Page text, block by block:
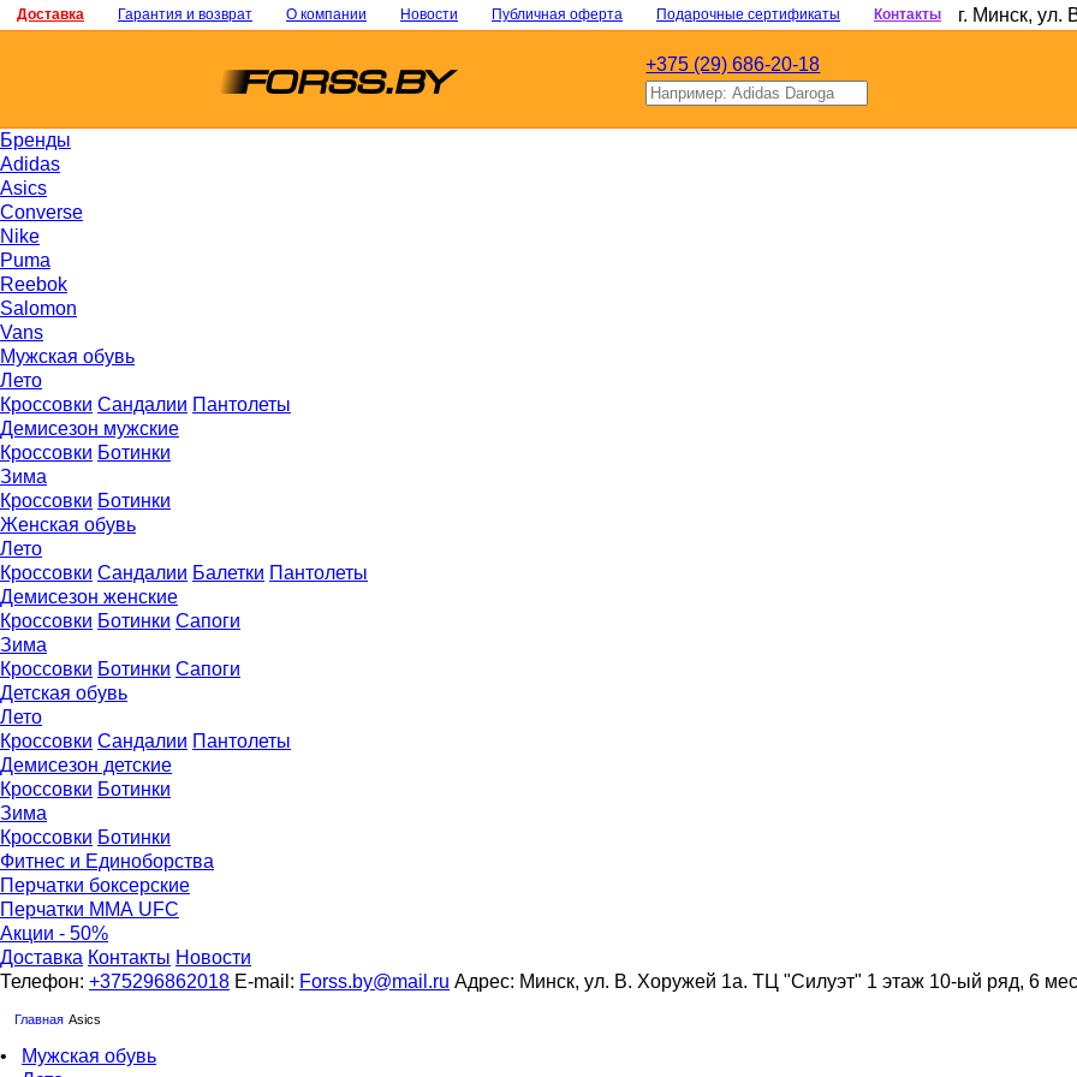
Доставка Гарантия и возврат О компании Новости Публичная оферта Подарочные сертификаты Контакты г. Минск, ул.
+375 (29) 686-20-18
Бренды
Adidas
Asics
Converse
Nike
Puma
Reebok
Salomon
Vans
Мужская обувь
Лето
Кроссовки Сандалии Пантолеты
Демисезон мужские
Кроссовки Ботинки
Зима
Кроссовки Ботинки
Женская обувь
Лето
Кроссовки Сандалии Балетки Пантолеты
Демисезон женские
Кроссовки Бoтинки Сапоги
Зима
Кроссовки Ботинки Сапоги
Детская обувь
Летo
Кроссовки Сандалии Пантолеты
Демисезон детские
Кроссовки Ботинки
Зима
Кроссовки Ботинки
Фитнес и Единоборства
Перчатки боксерские
Перчатки ММА UFC
Акции - 50%
Доставка Контакты Новости
Телефон: +375296862018 E-mail: Forss.by@mail.ru Адрес: Минск, ул. В. Хоружей 1а. ТЦ "Силуэт" 1 этаж 10-ый ряд, 6
Главная Asics
•
Мужская обувь